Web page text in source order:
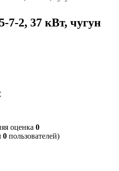
7-2, 37 кВт, чугун
оценка 0
0 пользователей)